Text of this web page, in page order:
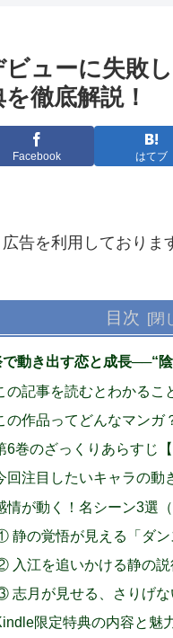
ビューに失敗
徹底解説！
Facebook はてブ
告を利用しておりま
目次
動き出す恋と成長──“
の記事を読むとわかるこ
の作品ってどんなマンガ
6巻のざっくりあらすじ【
回注目したいキャラの動
情が動く！名シーン3選（
静の覚悟が見える「ダン
入江を追いかける静の説
志月が見せる、さりげな
限定特典の内容と魅